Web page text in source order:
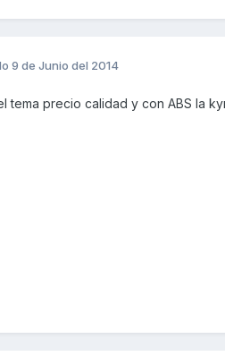
9 de Junio del 2014
tema precio calidad y con ABS la